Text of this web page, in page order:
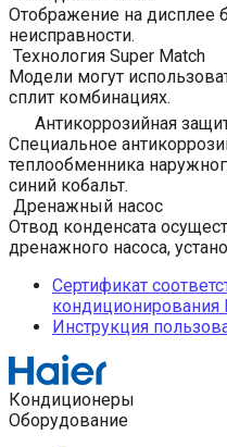
Отображение на дисплее
неисправности.
Технология Super Match
Модели могут
сплит комбинациях.
Антикоррозийная
Специальное
теплообменника
синий кобальт.
Дренажный насос
Отвод конденсата
дренажного насоса,
Сертификат
кондиционирования
Инструкция
Кондиционеры
Оборудование